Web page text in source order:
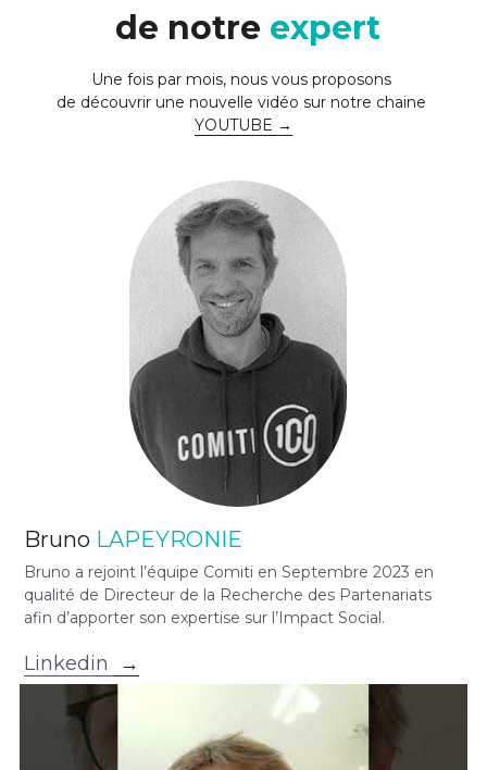
de notre expert
Une fois par mois, nous vous proposons
YOUTUBE →
Bruno LAPEYRONIE
Bruno a rejoint l’équipe Comiti en Septembre 2023 en
qualité de Directeur de la Recherche des Partenariats
afin d’apporter son expertise sur l’Impact Social.
Linkedin →